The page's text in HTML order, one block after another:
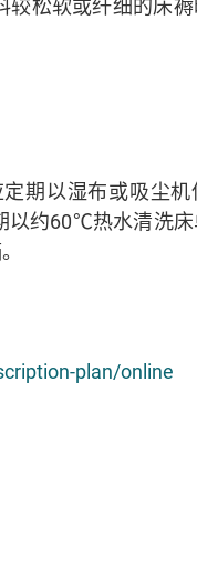
松软或纤细的床
期以湿布或吸尘机
约60℃热水清洗床
plan/online